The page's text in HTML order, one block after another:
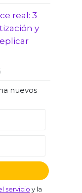
real: 3
y
nuevos
servicio y la